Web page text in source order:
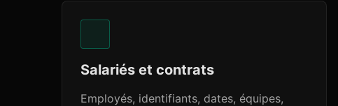
Salariés et contrats
Employés, identifiants, dates, équipes,